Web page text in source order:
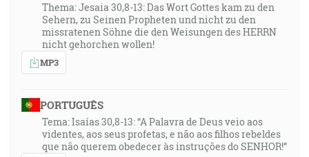
Thema: Jesaia 30,8-13: Das Wort Gottes kam zu den
Sehern, zu Seinen Propheten und nicht zu den
missratenen Söhne die den Weisungen des HERRN
nicht gehorchen wollen!
MP3
PORTUGUÊS
Tema: Isaías 30,8-13: “A Palavra de Deus veio aos
videntes, aos seus profetas, e não aos filhos rebeldes
que não querem obedecer às instruções do SENHOR!”